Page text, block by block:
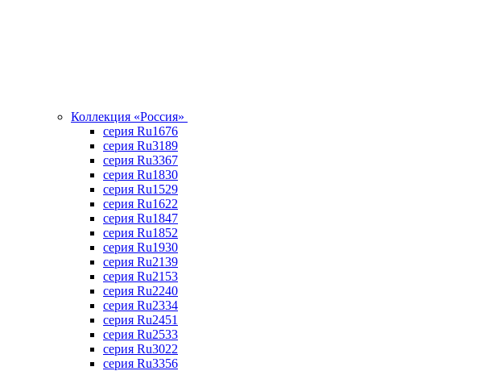
Коллекция «Россия»
серия Ru1676
серия Ru3189
серия Ru3367
cерия Ru1830
серия Ru1529
серия Ru1622
серия Ru1847
серия Ru1852
серия Ru1930
серия Ru2139
серия Ru2153
серия Ru2240
серия Ru2334
серия Ru2451
серия Ru2533
серия Ru3022
серия Ru3356